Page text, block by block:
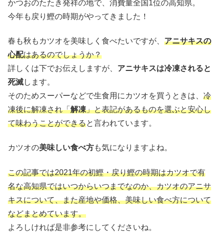
かつおのたたき発祥の地で、消費量全国1位の高知県。
今年も戻り鰹の時期がやってきました！
春も秋もカツオを美味しく食べたいですが、 アニサキスの
心配はあるのでしょうか？
詳しくは下でお伝えしますが、 アニサキスは冷凍されると
死滅します。
そのためスーパーなどで生食用にカツオを買うときは、 冷
凍後に解凍され「解凍」と表記があるものを選ぶと安心し
て味わうことができると言われています。
カツオの美味しい食べ方も気になりますよね。
この記事では2021年の初鰹・戻り鰹の時期はカツオで有
名な高知県ではいつからいつまでなのか、カツオのアニサ
キスについて、また産地や価格、美味しい食べ方について
などまとめています。
よろしければ是非参考にしてくださいね。